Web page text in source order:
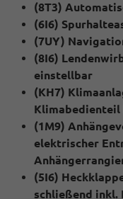
(8T3)
(6I6)
(7UY)
(8I6)
einstellbar
(KH7)
Klimabedienteil
(1M9)
elektrischer
(5I6)
schließend inkl.